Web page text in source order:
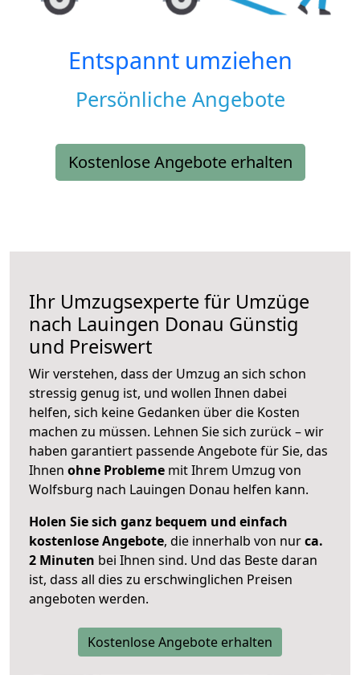
Entspannt umziehen
Persönliche Angebote
Kostenlose Angebote erhalten
Ihr Umzugsexperte für Umzüge
nach Lauingen Donau Günstig
und Preiswert
Wir verstehen, dass der Umzug an sich schon
stressig genug ist, und wollen Ihnen dabei
helfen, sich keine Gedanken über die Kosten
machen zu müssen. Lehnen Sie sich zurück – wir
haben garantiert passende Angebote für Sie, das
Ihnen ohne Probleme mit Ihrem Umzug von
Wolfsburg nach Lauingen Donau helfen kann.
Holen Sie sich ganz bequem und einfach
kostenlose Angebote, die innerhalb von nurca.
2 Minuten bei Ihnen sind. Und das Beste daran
ist, dass all dies zu erschwinglichen Preisen
angeboten werden.
Kostenlose Angebote erhalten